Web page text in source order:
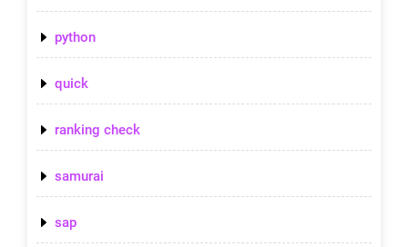
python
quick
ranking check
samurai
sap